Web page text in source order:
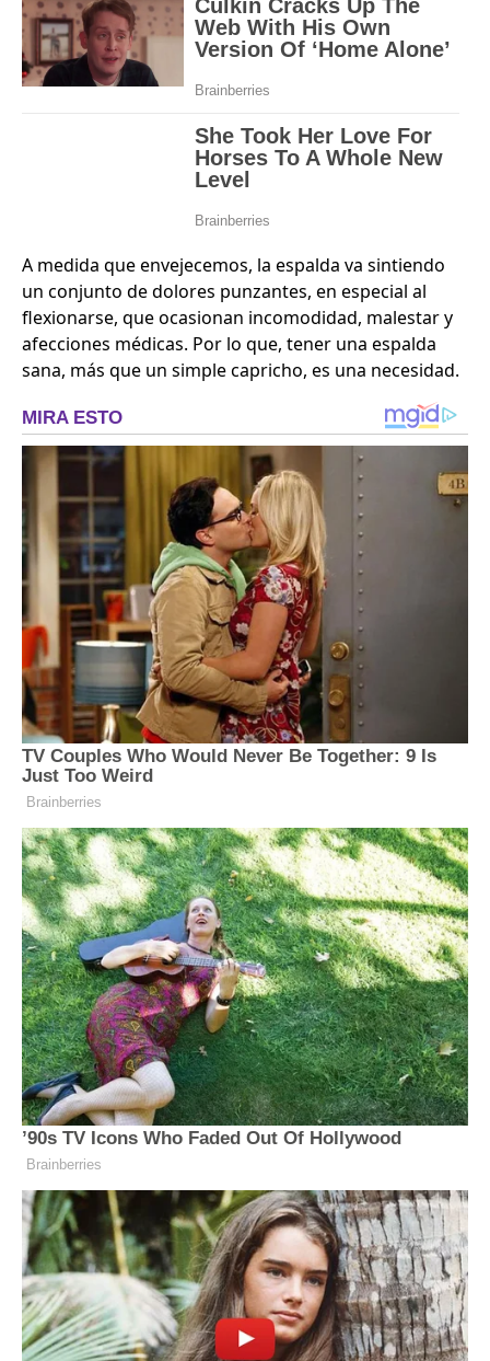
A medida que envejecemos, la espalda va sintiendo
un conjunto de dolores punzantes, en especial al
flexionarse, que ocasionan incomodidad, malestar y
afecciones médicas. Por lo que, tener una espalda
sana, más que un simple capricho, es una necesidad.